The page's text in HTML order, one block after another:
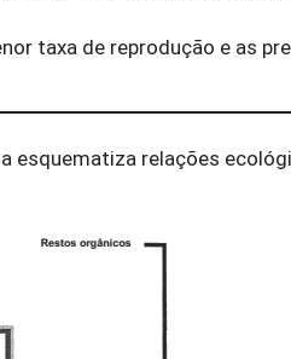
taxa de reprodução e as
esquematiza relações